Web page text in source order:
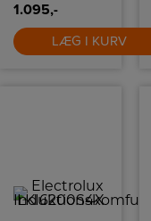
1.095,-
LÆG I KURV